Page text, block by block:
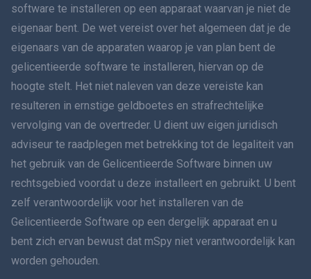
Dansk
हिंदी
עברית
Română
Ελληνικά
Tiếng Việt
繁體中文
software te installeren op een apparaat waarvan je niet de
eigenaar bent. De wet vereist over het algemeen dat je de
eigenaars van de apparaten waarop je van plan bent de
gelicentieerde software te installeren, hiervan op de
hoogte stelt. Het niet naleven van deze vereiste kan
resulteren in ernstige geldboetes en strafrechtelijke
vervolging van de overtreder. U dient uw eigen juridisch
adviseur te raadplegen met betrekking tot de legaliteit van
het gebruik van de Gelicentieerde Software binnen uw
rechtsgebied voordat u deze installeert en gebruikt. U bent
zelf verantwoordelijk voor het installeren van de
Gelicentieerde Software op een dergelijk apparaat en u
bent zich ervan bewust dat mSpy niet verantwoordelijk kan
worden gehouden.